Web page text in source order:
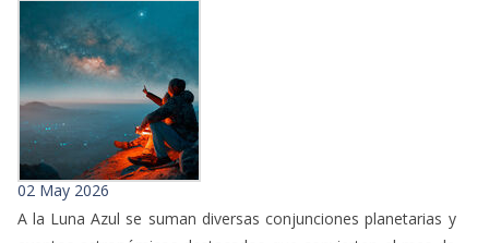
02 May 2026
A la Luna Azul se suman diversas conjunciones planetarias y